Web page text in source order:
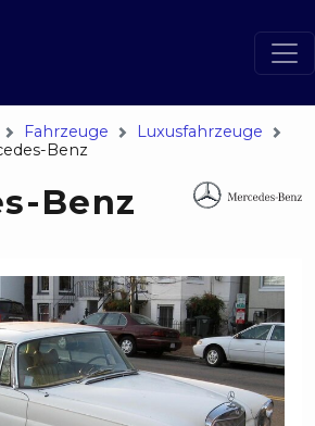
Fahrzeuge
Luxusfahrzeuge
Benz
Benz